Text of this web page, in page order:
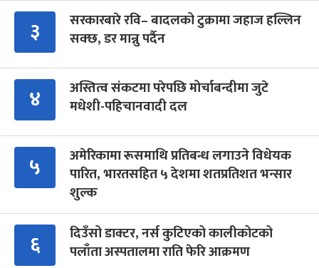
३
सरकारबारे रवि– बादलको टुक्रामा जहाज हल्लिन
सक्छ, डर मान्नु पर्दैन
४
अस्तित्व संकटमा परेपछि मोर्चाबन्दीमा जुटे
मधेशी-पहिचानवादी दल
५
अमेरिकामा रूसमाथि प्रतिबन्ध लगाउने विधेयक
पारित, भारतसहित ५ देशमा शतप्रतिशत भन्सार
शुल्क
६
दिउँसो डाक्टर, नर्स कुटिएको कालीकोटको
पलाँता अस्पतालमा राति फेरि आक्रमण